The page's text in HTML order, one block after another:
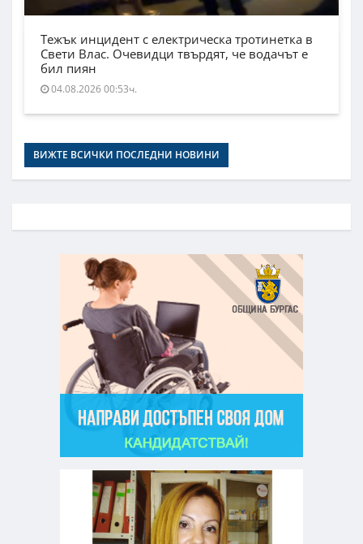
Тежък инцидент с електрическа тротинетка в
Свети Влас. Очевидци твърдят, че водачът е
бил пиян
04.08.2026 00:53ч.
ВИЖТЕ ВСИЧКИ ПОСЛЕДНИ НОВИНИ